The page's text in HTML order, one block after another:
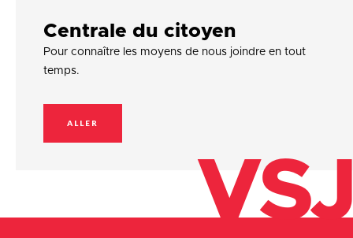
Centrale du citoyen
Pour connaître les moyens de nous joindre en tout
temps.
ALLER
VSJ